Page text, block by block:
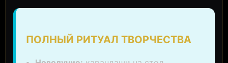
ПОЛНЫЙ РИТУАЛ ТВОРЧЕСТВА